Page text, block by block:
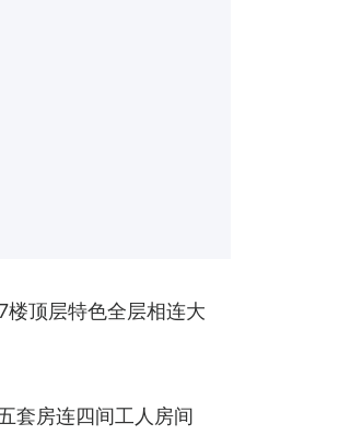
顶层特色全层相连大
套房连四间工人房间